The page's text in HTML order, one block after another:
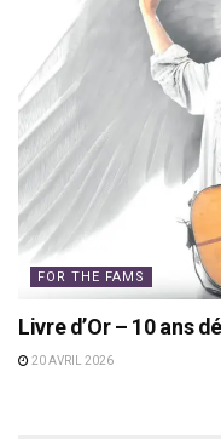
FOR THE FAMS
Livre d’Or – 10 ans
20 AVRIL 2026